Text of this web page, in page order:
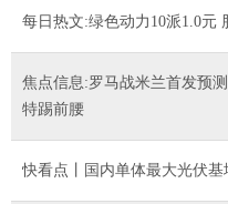
每日热文:绿色动力10派1.0元
焦点信息:罗马战米兰首发预
特踢前腰
快看点丨国内单体最大光伏